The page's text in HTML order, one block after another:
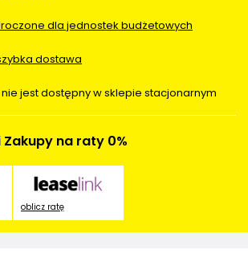
dla jednostek budżetowych
dostawa
jest dostępny w sklepie stacjonarnym
Zakupy na raty 0%
oblicz ratę